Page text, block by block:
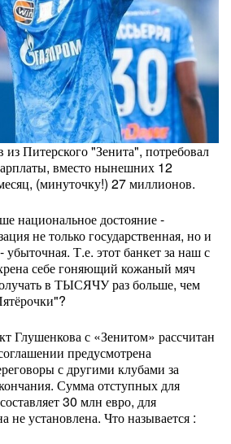
Питерского "Зенита", потребовал
вместо нынешних 12
(минуточку!) 27 миллионов.
национальное достояние -
не только государственная, но и
Т.е. этот банкет за наш с
себе гоняющий кожаный мяч
в ТЫСЯЧУ раз больше, чем
Глушенкова с «Зенитом» рассчитан
предусмотрена
с другими клубами за
Сумма отступных для
30 млн евро, для
не установлена. Что называется :